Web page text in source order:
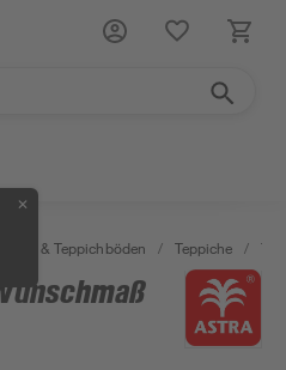
✕
& Teppichböden / Teppiche /